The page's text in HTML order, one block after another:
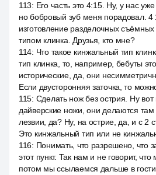
113: Его часть это 4:15. Ну, у нас
но бобровый зуб меня порадовал. 4
изготовление разделочных
типом клинка. Друзья, кто мне?
114: Что такое кинжальный тип
тип клинка, то, например, бебуты
исторические, да, они
Если двусторонняя заточка, то
115: Сделать нож без острия. Ну вот
дайверские ножи, они делаются там
лезвии, да? Ну, на острие, да, и с 2
Это кинжальный тип или не
116: Понимать, что разрешено, что
этот пункт. Так нам и не говорит,
потом мы ссылаемся дальше в